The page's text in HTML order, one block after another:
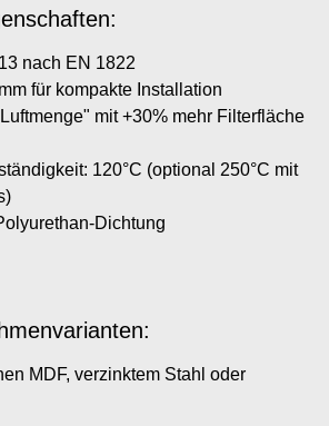
nach EN 1822
für kompakte Installation
mit +30% mehr Filterfläche
120°C (optional 250°C mit
Dichtung
MDF, verzinktem Stahl oder